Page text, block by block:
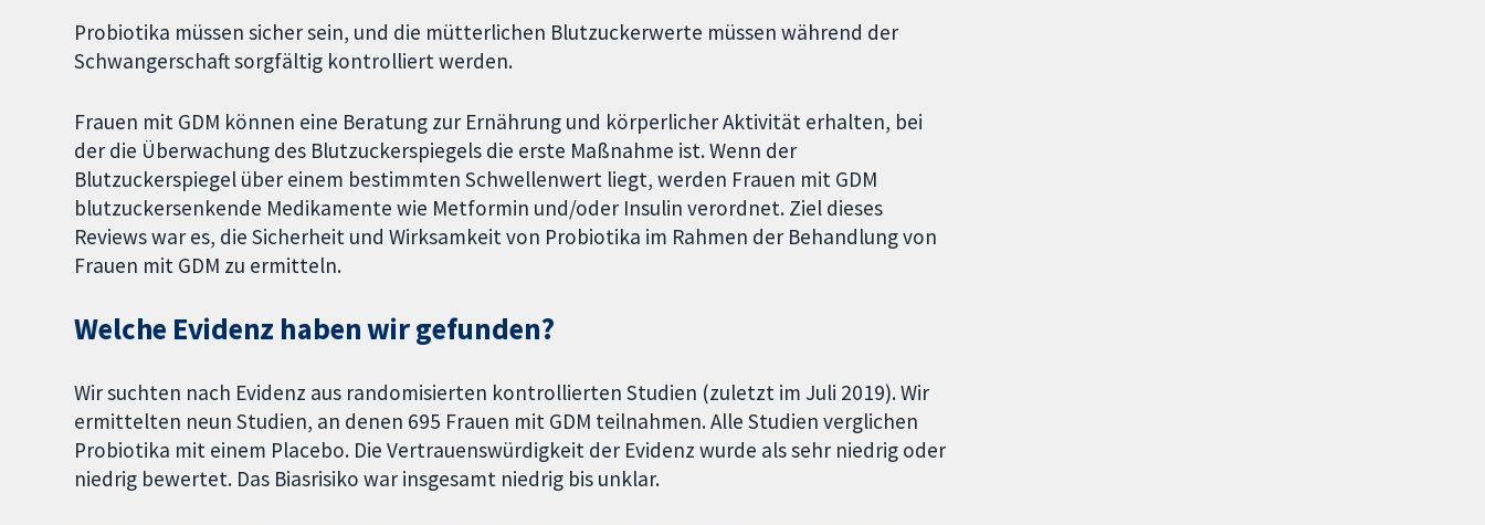
Probiotika müssen sicher sein, und die mütterlichen Blutzuckerwerte müssen während der
Schwangerschaft sorgfältig kontrolliert werden.
Frauen mit GDM können eine Beratung zur Ernährung und körperlicher Aktivität erhalten, bei
der die Überwachung des Blutzuckerspiegels die erste Maßnahme ist. Wenn der
Blutzuckerspiegel über einem bestimmten Schwellenwert liegt, werden Frauen mit GDM
blutzuckersenkende Medikamente wie Metformin und/oder Insulin verordnet. Ziel dieses
Reviews war es, die Sicherheit und Wirksamkeit von Probiotika im Rahmen der Behandlung von
Frauen mit GDM zu ermitteln.
Welche Evidenz haben wir gefunden?
Wir suchten nach Evidenz aus randomisierten kontrollierten Studien (zuletzt im Juli 2019). Wir
ermittelten neun Studien, an denen 695 Frauen mit GDM teilnahmen. Alle Studien verglichen
Probiotika mit einem Placebo. Die Vertrauenswürdigkeit der Evidenz wurde als sehr niedrig oder
niedrig bewertet. Das Biasrisiko war insgesamt niedrig bis unklar.